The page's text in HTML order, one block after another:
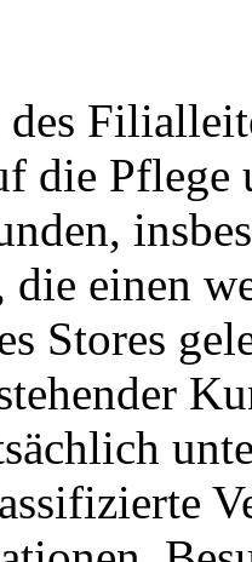
des
die
die einen
Stores